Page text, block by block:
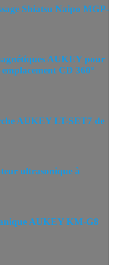
Shiatsu Naipo MGP-
AUKEY pour
CD 360°
AUKEY LT-SET7 de
ultrasonique à
AUKEY KM-G8